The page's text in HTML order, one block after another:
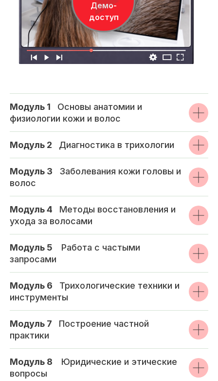
Демо-
доступ
Модуль 1
Основы анатомии и
физиологии кожи и волос
Модуль 2 Диагностика в трихологии
Модуль 3
Заболевания кожи головы и
волос
Модуль 4
Методы восстановления и
ухода за волосами
Модуль 5
Работа с частыми
запросами
Модуль 6
Трихологические техники и
инструменты
Модуль 7
Построение частной
практики
Модуль 8
Юридические и этические
вопросы